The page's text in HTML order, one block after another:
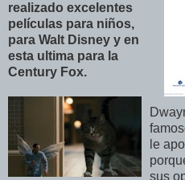
realizado excelentes
películas para niños,
para Walt Disney y en
esta ultima para la
Century Fox.
le
sus